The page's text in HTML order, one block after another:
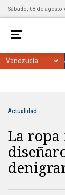
Sábado, 08 de agosto
Actualidad
La